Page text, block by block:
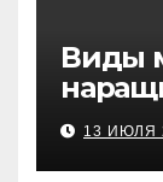
Виды
13 ИЮЛЯ